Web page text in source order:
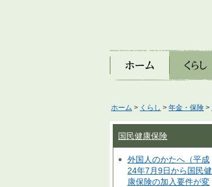
ホーム くらし
ホーム > くらし > 年金・保険 >
国民健康保険
外国人のかたへ（平成
24年7月9日から国民健
康保険の加入要件が変